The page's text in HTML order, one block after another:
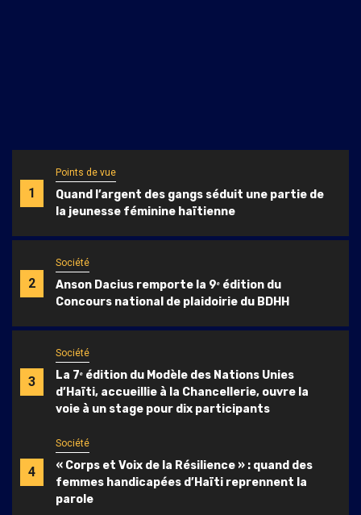
1
Points de vue
Quand l’argent des gangs séduit une partie de
la jeunesse féminine haïtienne
2
Société
Anson Dacius remporte la 9ᵉ édition du
Concours national de plaidoirie du BDHH
3
Société
La 7ᵉ édition du Modèle des Nations Unies
d’Haïti, accueillie à la Chancellerie, ouvre la
voie à un stage pour dix participants
4
Société
« Corps et Voix de la Résilience » : quand des
femmes handicapées d’Haïti reprennent la
parole